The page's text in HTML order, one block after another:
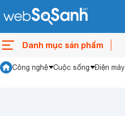
Danh mục sản phẩm
Công nghệ Cuộc sống Điện máy